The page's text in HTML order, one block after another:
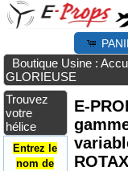
Boutique Usine :
GLORIEUSE
Trouvez
votre
hélice
Entrez le
nom de
E-